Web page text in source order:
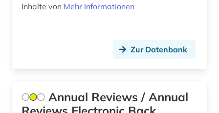
gesundheitsförderung (1)
Inhalte von Mehr Informationen
Zur Datenbank
Annual Reviews / Annual